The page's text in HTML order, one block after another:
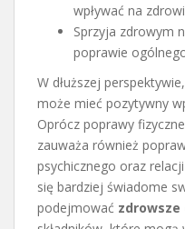
wpływać na
Sprzyja zdrowym
poprawie
W dłuższej
może mieć pozytywny
Oprócz poprawy
zauważa również
psychicznego oraz
się bardziej świadome
podejmować zdrowsze